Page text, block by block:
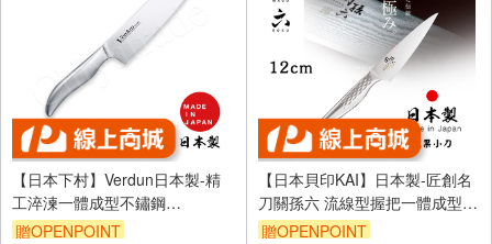
【日本下村】Verdun日本製-精
工淬湅一體成型不鏽鋼
刀-16.5cm(廚房三德包丁)
贈OPENPOINT
【日本貝印KAI】日本製-匠創名
刀關孫六 流線型握把一體成型不
鏽鋼刀-12cm(蔬果小刀)
贈OPENPOINT